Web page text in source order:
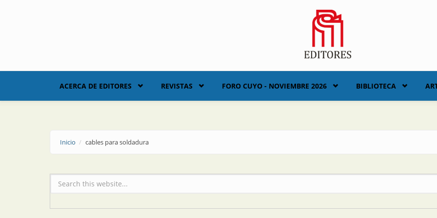
ACERCA DE EDITORES REVISTAS FORO CUYO - NOVIEMBRE 2026 BIBLIOTECA
Inicio cables para soldadura
Formulario de búsqueda